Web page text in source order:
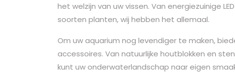
het welzijn van uw vissen. Van energiezuinige
soorten planten, wij hebben het allemaal.
Om uw aquarium nog levendiger te maken,
accessoires. Van natuurlijke houtblokken en
kunt uw onderwaterlandschap naar eigen